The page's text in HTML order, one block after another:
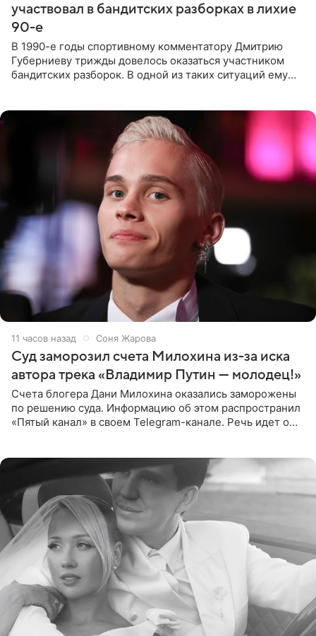
участвовал в бандитских разборках в лихие
90-е
В 1990-е годы спортивному комментатору Дмитрию
Губерниеву трижды довелось оказаться участником
бандитских разборок. В одной из таких ситуаций ему
11 часов назад Соня Жарова
Суд заморозил счета Милохина из-за иска
автора трека «Владимир Путин — молодец!»
Счета блогера Дани Милохина оказались заморожены
по решению суда. Информацию об этом распространил
«Пятый канал» в своем Telegram-канале. Речь идет о